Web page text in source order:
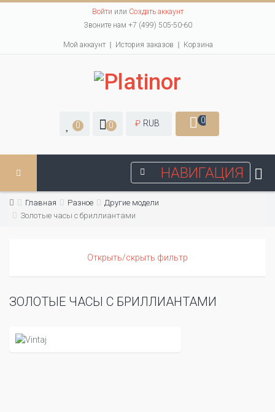
Войти или Создать аккаунт
Звоните нам +7 (499) 505-50-60
Мой аккаунт История заказов Корзина
0 0 ₽ RUB 0
НАВИГАЦИЯ
Главная Разное
Другие модели
Золотые часы с бриллиантами
Открыть/скрыть фильтр
ЗОЛОТЫЕ ЧАСЫ С БРИЛЛИАНТАМИ